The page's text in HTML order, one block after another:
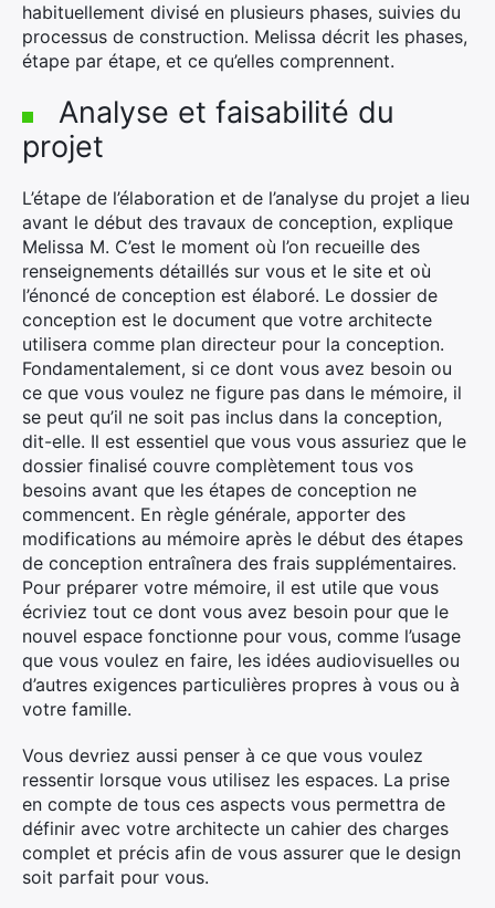
habituellement divisé en plusieurs phases, suivies du
processus de construction. Melissa décrit les phases,
étape par étape, et ce qu’elles comprennent.
Analyse et faisabilité du
projet
L’étape de l’élaboration et de l’analyse du projet a lieu
avant le début des travaux de conception, explique
Melissa M. C’est le moment où l’on recueille des
renseignements détaillés sur vous et le site et où
l’énoncé de conception est élaboré. Le dossier de
conception est le document que votre architecte
utilisera comme plan directeur pour la conception.
Fondamentalement, si ce dont vous avez besoin ou
ce que vous voulez ne figure pas dans le mémoire, il
se peut qu’il ne soit pas inclus dans la conception,
dit-elle. Il est essentiel que vous vous assuriez que le
dossier finalisé couvre complètement tous vos
besoins avant que les étapes de conception ne
commencent. En règle générale, apporter des
modifications au mémoire après le début des étapes
de conception entraînera des frais supplémentaires.
Pour préparer votre mémoire, il est utile que vous
écriviez tout ce dont vous avez besoin pour que le
nouvel espace fonctionne pour vous, comme l’usage
que vous voulez en faire, les idées audiovisuelles ou
d’autres exigences particulières propres à vous ou à
votre famille.
Vous devriez aussi penser à ce que vous voulez
ressentir lorsque vous utilisez les espaces. La prise
en compte de tous ces aspects vous permettra de
définir avec votre architecte un cahier des charges
complet et précis afin de vous assurer que le design
soit parfait pour vous.